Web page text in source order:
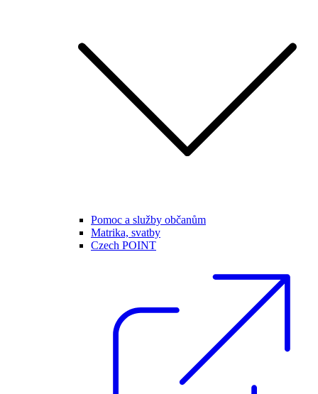
Pomoc a služby občanům
Matrika, svatby
Czech POINT